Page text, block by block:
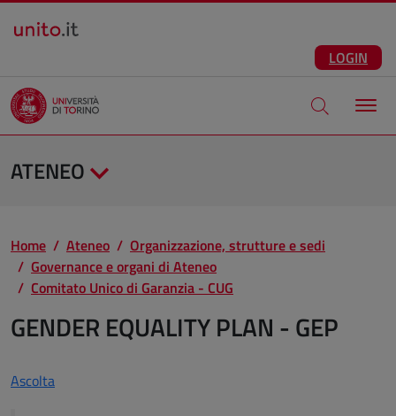
Salta al contenuto principale
LOGIN
Apri modale
ATENEO
Home Ateneo
Organizzazione, strutture e sedi
Governance e organi di Ateneo
Comitato Unico di Garanzia - CUG
GENDER EQUALITY PLAN - GEP
Ascolta